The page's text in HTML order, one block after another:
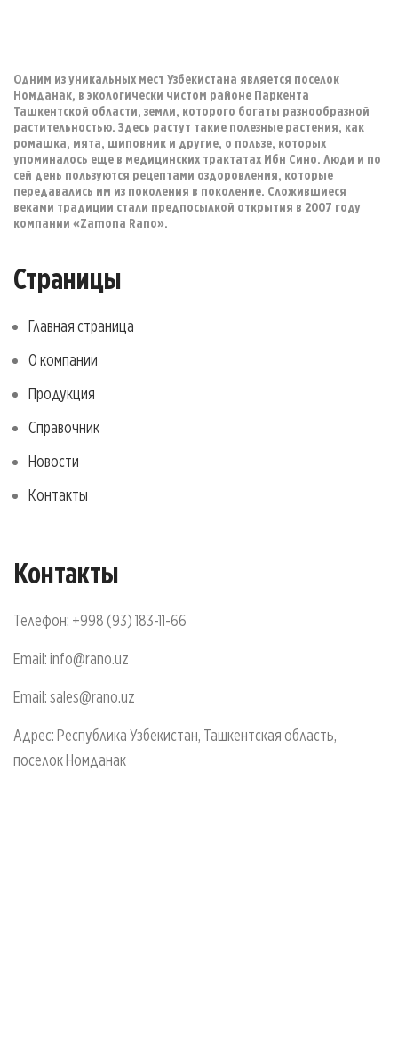
Одним из уникальных мест Узбекистана является поселок
Номданак, в экологически чистом районе Паркента
Ташкентской области, земли, которого богаты разнообразной
растительностью. Здесь растут такие полезные растения, как
ромашка, мята, шиповник и другие, о пользе, которых
упоминалось еще в медицинских трактатах Ибн Сино. Люди и по
сей день пользуются рецептами оздоровления, которые
передавались им из поколения в поколение. Сложившиеся
веками традиции стали предпосылкой открытия в 2007 году
компании «Zamona Rano».
Страницы
Главная страница
О компании
Продукция
Справочник
Новости
Контакты
Контакты
Телефон: +998 (93) 183-11-66
Email:info@rano.uz
Email:sales@rano.uz
Адрес: Республика Узбекистан, Ташкентская область,
поселок Номданак